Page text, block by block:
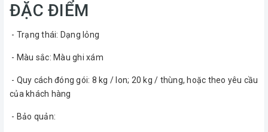
ĐẶC ĐIỂM
- Trạng thái: Dạng lỏng
- Màu sắc: Màu ghi xám
- Quy cách đóng gói: 8 kg / lon; 20 kg / thùng, hoặc theo yêu cầu
của khách hàng
- Bảo quản: